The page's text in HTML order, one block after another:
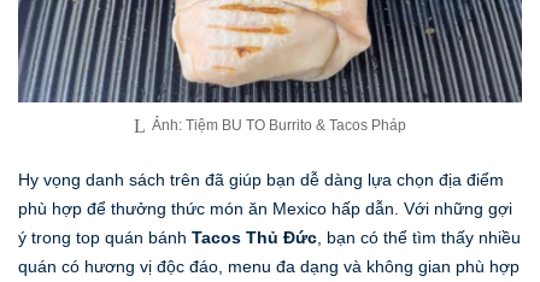
Ảnh: Tiệm BU TO Burrito & Tacos Pháp
Hy vọng danh sách trên đã giúp bạn dễ dàng lựa chọn địa điểm
phù hợp để thưởng thức món ăn Mexico hấp dẫn. Với những gợi
ý trong top quán bánh Tacos Thủ Đức , bạn có thể tìm thấy nhiều
quán có hương vị độc đáo, menu đa dạng và không gian phù hợp